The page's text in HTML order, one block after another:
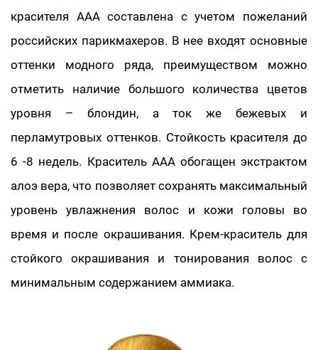
красителя ААА составлена с учетом пожеланий
российских парикмахеров. В нее входят основные
оттенки модного ряда, преимуществом можно
отметить наличие большого количества цветов
уровня – блондин, а ток же бежевых и
перламутровых оттенков. Стойкость красителя до
6 -8 недель. Краситель ААА обогащен экстрактом
алоэ вера, что позволяет сохранять максимальный
уровень увлажнения волос и кожи головы во
время и после окрашивания. Крем-краситель для
стойкого окрашивания и тонирования волос с
минимальным содержанием аммиака.